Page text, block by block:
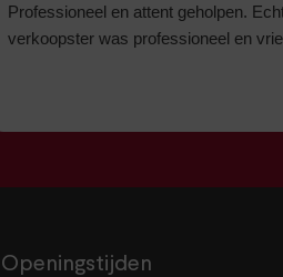
Professioneel en attent geholpen.
verkoopster was professioneel en
Openingstijden